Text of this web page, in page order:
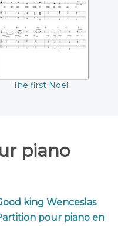
The first Noel
piano
king Wenceslas
pour piano en